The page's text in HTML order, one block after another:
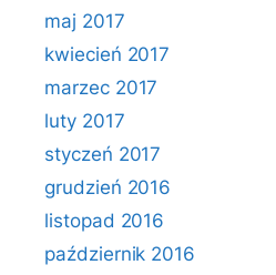
maj 2017
kwiecień 2017
marzec 2017
luty 2017
styczeń 2017
grudzień 2016
listopad 2016
październik 2016